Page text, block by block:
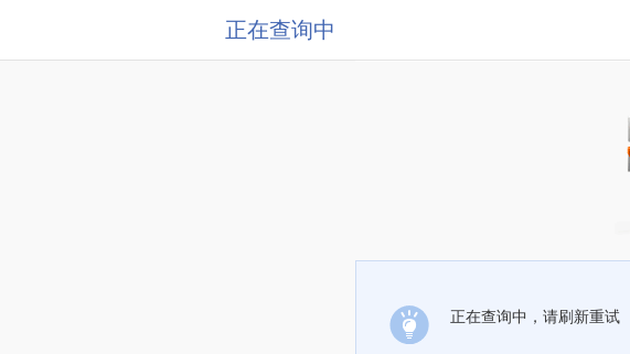
正在查询中
正在查询中，请刷新重试